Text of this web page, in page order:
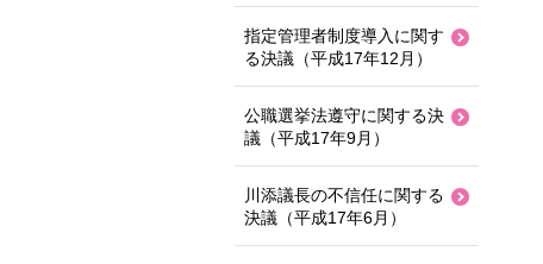
指定管理者制度導入に関す
る決議（平成17年12月）
公職選挙法遵守に関する決
議（平成17年9月）
川添議長の不信任に関する
決議（平成17年6月）